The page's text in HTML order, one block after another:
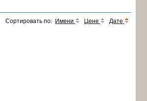
Сортировать по: Имени Цене Дате